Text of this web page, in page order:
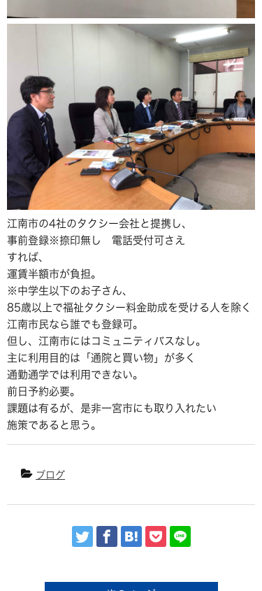
江南市の4社のタクシー会社と提携し、
事前登録※捺印無し 電話受付可さえ
すれば、
運賃半額市が負担。
※中学生以下のお子さん、
85歳以上で福祉タクシー料金助成を受ける人を除く
江南市民なら誰でも登録可。
但し、江南市にはコミュニティバスなし。
主に利用目的は「通院と買い物」が多く
通勤通学では利用できない。
前日予約必要。
課題は有るが、是非一宮市にも取り入れたい
施策であると思う。
ブログ